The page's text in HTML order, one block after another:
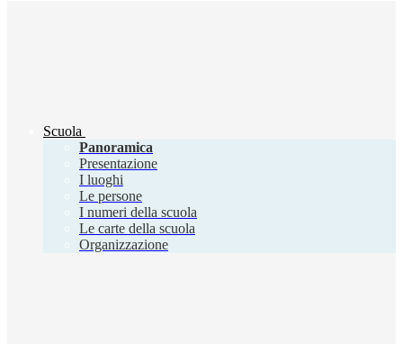
Scuola
Panoramica
Presentazione
I luoghi
Le persone
I numeri della scuola
Le carte della scuola
Organizzazione